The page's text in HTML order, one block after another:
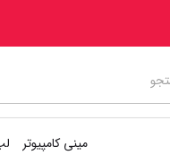
مینی کامپیوتر